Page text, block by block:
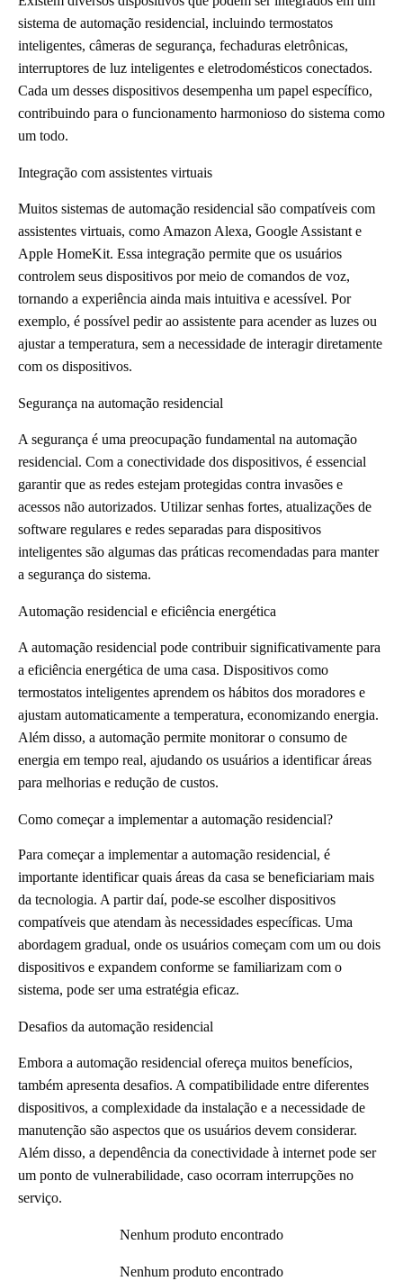
sistema de automação residencial, incluindo termostatos
inteligentes, câmeras de segurança, fechaduras eletrônicas,
interruptores de luz inteligentes e eletrodomésticos conectados.
Cada um desses dispositivos desempenha um papel específico,
contribuindo para o funcionamento harmonioso do sistema como
um todo.
Integração com assistentes virtuais
Muitos sistemas de automação residencial são compatíveis com
assistentes virtuais, como Amazon Alexa, Google Assistant e
Apple HomeKit. Essa integração permite que os usuários
controlem seus dispositivos por meio de comandos de voz,
tornando a experiência ainda mais intuitiva e acessível. Por
exemplo, é possível pedir ao assistente para acender as luzes ou
ajustar a temperatura, sem a necessidade de interagir diretamente
com os dispositivos.
Segurança na automação residencial
A segurança é uma preocupação fundamental na automação
residencial. Com a conectividade dos dispositivos, é essencial
garantir que as redes estejam protegidas contra invasões e
acessos não autorizados. Utilizar senhas fortes, atualizações de
software regulares e redes separadas para dispositivos
inteligentes são algumas das práticas recomendadas para manter
a segurança do sistema.
Automação residencial e eficiência energética
A automação residencial pode contribuir significativamente para
a eficiência energética de uma casa. Dispositivos como
termostatos inteligentes aprendem os hábitos dos moradores e
ajustam automaticamente a temperatura, economizando energia.
Além disso, a automação permite monitorar o consumo de
energia em tempo real, ajudando os usuários a identificar áreas
para melhorias e redução de custos.
Como começar a implementar a automação residencial?
Para começar a implementar a automação residencial, é
importante identificar quais áreas da casa se beneficiariam mais
da tecnologia. A partir daí, pode-se escolher dispositivos
compatíveis que atendam às necessidades específicas. Uma
abordagem gradual, onde os usuários começam com um ou dois
dispositivos e expandem conforme se familiarizam com o
sistema, pode ser uma estratégia eficaz.
Desafios da automação residencial
Embora a automação residencial ofereça muitos benefícios,
também apresenta desafios. A compatibilidade entre diferentes
dispositivos, a complexidade da instalação e a necessidade de
manutenção são aspectos que os usuários devem considerar.
Além disso, a dependência da conectividade à internet pode ser
um ponto de vulnerabilidade, caso ocorram interrupções no
serviço.
Nenhum produto encontrado
Nenhum produto encontrado